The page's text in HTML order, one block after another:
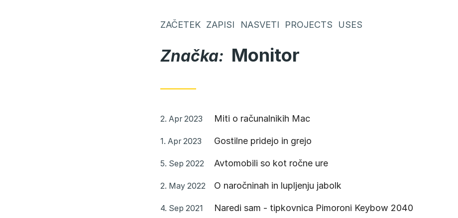
ZAČETEK ZAPISI NASVETI PROJECTS USES
Značka: Monitor
Objavljeno
2. Apr 2023 Miti o računalnikih Mac
Objavljeno
1. Apr 2023 Gostilne pridejo in grejo
Objavljeno
5. Sep 2022 Avtomobili so kot ročne ure
Objavljeno
2. May 2022 O naročninah in lupljenju jabolk
Objavljeno
4. Sep 2021 Naredi sam - tipkovnica Pimoroni Keybow 2040